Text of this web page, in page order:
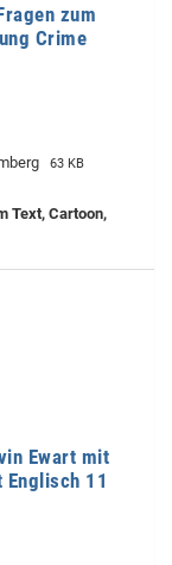
zum
Crime
63 KB
Text, Cartoon,
Ewart mit
11